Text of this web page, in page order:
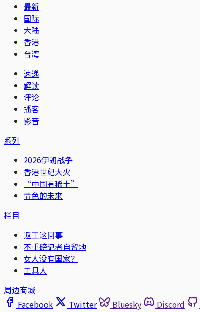
最新
国际
大陆
香港
台湾
速递
解读
评论
播客
影音
系列
2026伊朗战争
香港世纪大火
“中国有稀土”
情色的未来
栏目
返工这回事
不重磅记者自留地
女人没有国家？
工具人
周边商城
Facebook
Twitter Bluesky Discord